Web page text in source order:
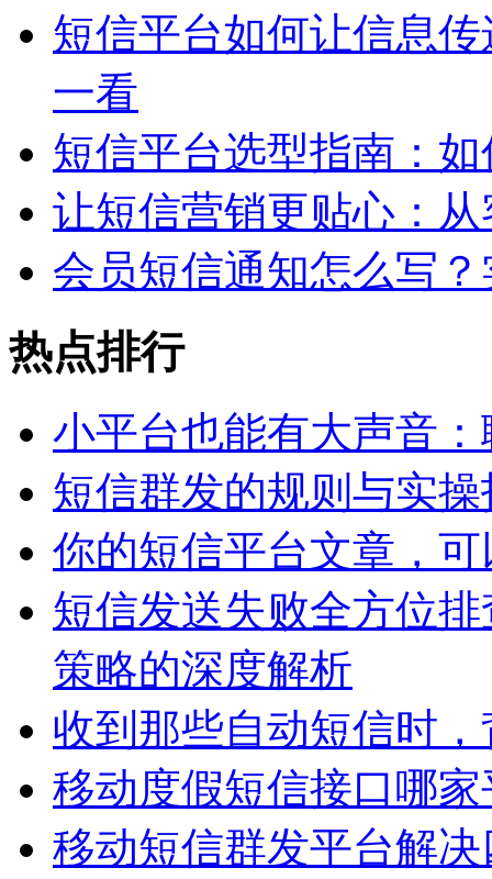
短信平台如何让信息
一看
短信平台选型指南：
让短信营销更贴心：
会员短信通知怎么写
热点排行
小平台也能有大声音
短信群发的规则与实操
你的短信平台文章，
短信发送失败全方位
策略的深度解析
收到那些自动短信时
移动度假短信接口哪
移动短信群发平台解